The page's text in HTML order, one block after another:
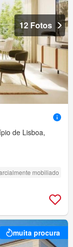
12 Fotos
de Lisboa,
mobiliado
muita procura